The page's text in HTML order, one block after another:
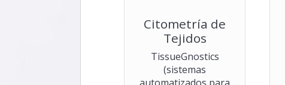
Citometría de
Tejidos
TissueGnostics
(sistemas